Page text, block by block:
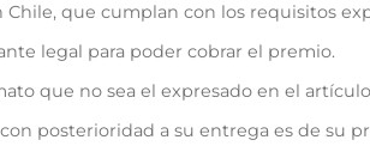
que cumplan con los requisitos
legal para poder cobrar el premio.
que no sea el expresado en el
posterioridad a su entrega es de su